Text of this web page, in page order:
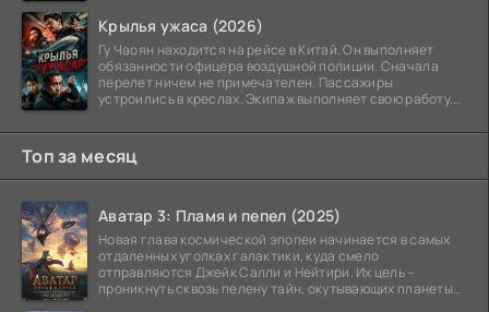
Крылья ужаса (2026)
Гу Чаоян находится на рейсе в Китай. Он выполняет
обязанности офицера воздушной полиции. Сначала
перелет ничем не примечателен. Пассажиры
устроились в креслах. Экипаж выполняет свою работу.
Топ за месяц
Аватар 3: Пламя и пепел (2025)
Новая глава космической эпопеи начинается в самых
отдаленных уголках галактики, куда смело
отправляются Джейк Салли и Нейтири. Их цель –
проникнуть сквозь пелену тайн, окутывающих планеты